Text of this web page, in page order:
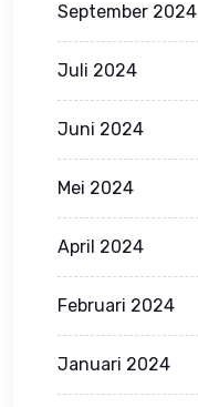
September 2024
Juli 2024
Juni 2024
Mei 2024
April 2024
Februari 2024
Januari 2024